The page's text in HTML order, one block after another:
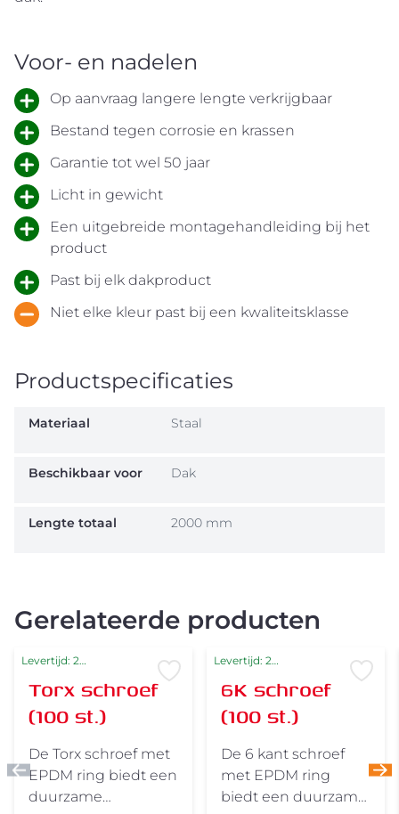
Voor- en nadelen
Op aanvraag langere lengte verkrijgbaar
Bestand tegen corrosie en krassen
Garantie tot wel 50 jaar
Licht in gewicht
Een uitgebreide montagehandleiding bij het
product
Past bij elk dakproduct
Niet elke kleur past bij een kwaliteitsklasse
Productspecificaties
Materiaal Staal
Beschikbaar voor Dak
Lengte totaal 2000 mm
Gerelateerde producten
Levertijd: 2
werkdagen
Voeg toe aan verlanglijst
Torx schroef
(100 st.)
De Torx schroef met
EPDM ring biedt een
duurzame
Levertijd: 2
werkdagen
6K schroef
(100 st.)
De 6 kant schroef
met EPDM ring
biedt een duurzame